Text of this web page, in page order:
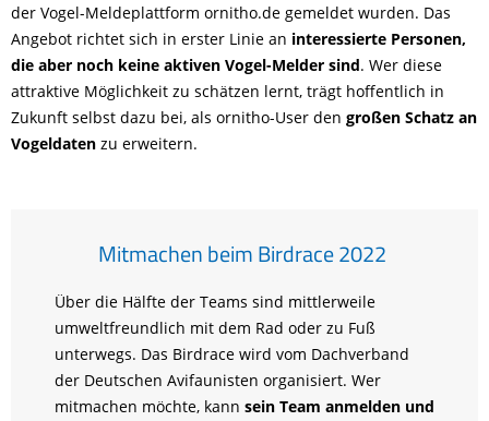
der Vogel-Meldeplattform ornitho.de gemeldet wurden. Das
Angebot richtet sich in erster Linie an interessierte Personen,
die aber noch keine aktiven Vogel-Melder sind. Wer diese
attraktive Möglichkeit zu schätzen lernt, trägt hoffentlich in
Zukunft selbst dazu bei, als ornitho-User den großen Schatz an
Vogeldaten zu erweitern.
Mitmachen beim Birdrace 2022
Über die Hälfte der Teams sind mittlerweile
umweltfreundlich mit dem Rad oder zu Fuß
unterwegs. Das Birdrace wird vom Dachverband
der Deutschen Avifaunisten organisiert. Wer
mitmachen möchte, kann sein Team anmelden und